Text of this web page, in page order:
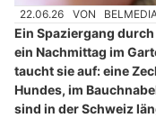
22.06.26 VON
Ein Spaziergang
ein Nachmittag im
taucht sie auf: eine
Hundes, im
sind in der Schweiz